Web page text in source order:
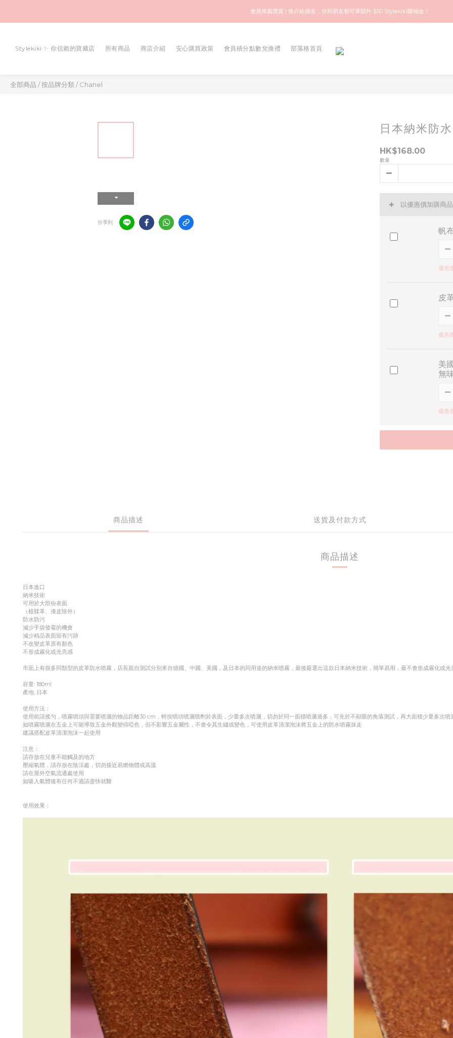
歡迎來到快樂的尋寶之旅！你可信賴的名牌中古店！優質保健美容產品推薦！
會員推薦獎賞 | 推介給朋友，你和朋友都可享額外 $50 Stylekiki購物金！
Stylekiki ✨ 你信賴的寶藏店 所有商品 商店介紹 安心購買政策 會員積分點數兌換禮 部落格首頁
全部商品 /按品牌分類/Chanel
分享到
日本納米防
HK$168.00
數量
以優惠價加購商
帆
優惠
皮
優惠
美
無
優惠
商品描述 送貨及付款方式
商品描述
日本進口
納米技術
可用於大部份表面
（植鞣革、漆皮除外）
防水防污
減少手袋發霉的機會
減少精品表面留有污跡
不改變皮革原有顏色
不形成霧化或光亮感
市面上有很多同類型的皮革防水噴霧，店長親自測試分別來自德國、中國、美國，及日本的同用途的納米噴霧，最後嚴選出這款日本納米技術，簡單易用，最不會形成霧化或
容量: 180ml
產地: 日本
使用方法：
使用前請搖勻，噴霧噴頭與需要噴灑的物品距離30 cm，輕按噴頭噴灑噴劑於表面，少量多次噴灑，切勿於同一面積噴灑過多，可先於不顯眼的角落測試，再大面積少量多次噴
如噴霧噴灑在五金上可能導致五金外觀變得啞色，但不影響五金屬性，不會令其生鏽或變色，可使用皮革清潔泡沫將五金上的防水噴霧抹走
建議搭配皮革清潔泡沫一起使用
注意：
請存放在兒童不能觸及的地方
壓縮氣體，請存放在陰涼處，切勿接近易燃物體或高溫
請在屋外空氣流通處使用
如吸入氣體後有任何不適請盡快就醫
使用效果：